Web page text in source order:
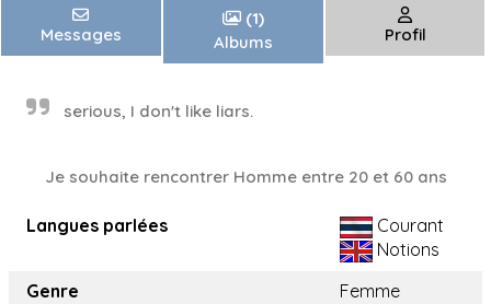
Messages
(1)
Albums
Profil
serious, I don't like liars.
Je souhaite rencontrer Homme entre 20 et 60 ans
Langues parlées
Courant
Notions
Genre
Femme